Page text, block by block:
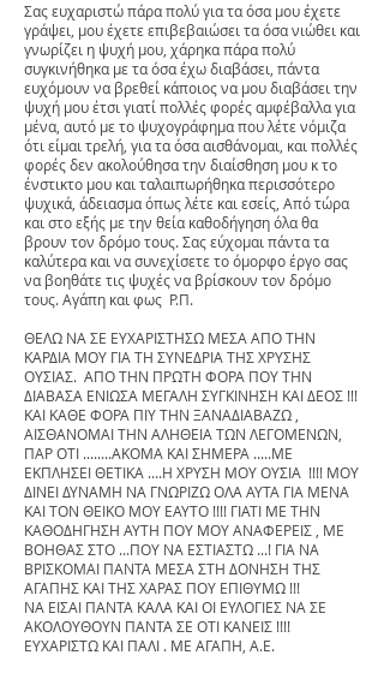
Σας ευχαριστώ πάρα πολύ για τα όσα μου έχετε
γράψει, μου έχετε επιβεβαιώσει τα όσα νιώθει και
γνωρίζει η ψυχή μου, χάρηκα πάρα πολύ
συγκινήθηκα με τα όσα έχω διαβάσει, πάντα
ευχόμουν να βρεθεί κάποιος να μου διαβάσει την
ψυχή μου έτσι γιατί πολλές φορές αμφέβαλλα για
μένα, αυτό με το ψυχογράφημα που λέτε νόμιζα
ότι είμαι τρελή, για τα όσα αισθάνομαι, και πολλές
φορές δεν ακολούθησα την διαίσθηση μου κ το
ένστικτο μου και ταλαιπωρήθηκα περισσότερο
ψυχικά, άδειασμα όπως λέτε και εσείς, Από τώρα
και στο εξής με την θεία καθοδήγηση όλα θα
βρουν τον δρόμο τους. Σας εύχομαι πάντα τα
καλύτερα και να συνεχίσετε το όμορφο έργο σας
να βοηθάτε τις ψυχές να βρίσκουν τον δρόμο
τους. Αγάπη και φως Ρ.Π.
ΘΕΛΩ ΝΑ ΣΕ ΕΥΧΑΡΙΣΤΗΣΩ ΜΕΣΑ ΑΠΟ ΤΗΝ
ΚΑΡΔΙΑ ΜΟΥ ΓΙΑ ΤΗ ΣΥΝΕΔΡΙΑ ΤΗΣ ΧΡΥΣΗΣ
ΟΥΣΙΑΣ. ΑΠΟ ΤΗΝ ΠΡΩΤΗ ΦΟΡΑ ΠΟΥ ΤΗΝ
ΔΙΑΒΑΣΑ ΕΝΙΩΣΑ ΜΕΓΑΛΗ ΣΥΓΚΙΝΗΣΗ ΚΑΙ ΔΕΟΣ !!!
ΚΑΙ ΚΑΘΕ ΦΟΡΑ ΠΙΥ ΤΗΝ ΞΑΝΑΔΙΑΒΑΖΩ ,
ΑΙΣΘΑΝΟΜΑΙ ΤΗΝ ΑΛΗΘΕΙΑ ΤΩΝ ΛΕΓΟΜΕΝΩΝ,
ΠΑΡ ΟΤΙ ........ΑΚΟΜΑ ΚΑΙ ΣΗΜΕΡΑ .....ΜΕ
ΕΚΠΛΗΣΕΙ ΘΕΤΙΚΑ ....Η ΧΡΥΣΗ ΜΟΥ ΟΥΣΙΑ !!!! ΜΟΥ
ΔΙΝΕΙ ΔΥΝΑΜΗ ΝΑ ΓΝΩΡΙΖΩ ΟΛΑ ΑΥΤΑ ΓΙΑ ΜΕΝΑ
ΚΑΙ ΤΟΝ ΘΕΙΚΟ ΜΟΥ ΕΑΥΤΟ !!!! ΓΙΑΤΙ ΜΕ ΤΗΝ
ΚΑΘΟΔΗΓΗΣΗ ΑΥΤΗ ΠΟΥ ΜΟΥ ΑΝΑΦΕΡΕΙΣ , ΜΕ
ΒΟΗΘΑΣ ΣΤΟ ...ΠΟΥ ΝΑ ΕΣΤΙΑΣΤΩ ...! ΓΙΑ ΝΑ
ΒΡΙΣΚΟΜΑΙ ΠΑΝΤΑ ΜΕΣΑ ΣΤΗ ΔΟΝΗΣΗ ΤΗΣ
ΑΓΑΠΗΣ ΚΑΙ ΤΗΣ ΧΑΡΑΣ ΠΟΥ ΕΠΙΘΥΜΩ !!!
ΝΑ ΕΙΣΑΙ ΠΑΝΤΑ ΚΑΛΑ ΚΑΙ ΟΙ ΕΥΛΟΓΙΕΣ ΝΑ ΣΕ
ΑΚΟΛΟΥΘΟΥΝ ΠΑΝΤΑ ΣΕ ΟΤΙ ΚΑΝΕΙΣ !!!!
ΕΥΧΑΡΙΣΤΩ ΚΑΙ ΠΑΛΙ . ΜΕ ΑΓΑΠΗ, Α.Ε.